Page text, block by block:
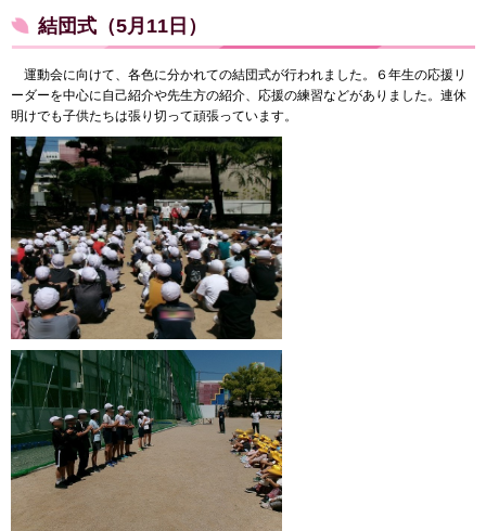
結団式（5月11日）
運動会に向けて、各色に分かれての結団式が行われました。６年生の応援リ
ーダーを中心に自己紹介や先生方の紹介、応援の練習などがありました。連休
明けでも子供たちは張り切って頑張っています。